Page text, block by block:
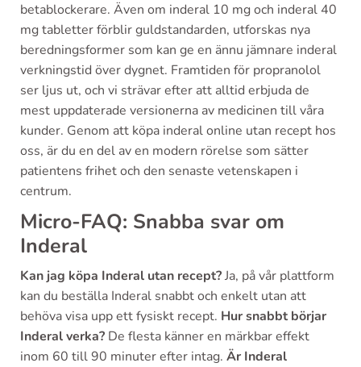
betablockerare. Även om inderal 10 mg och inderal 40
mg tabletter förblir guldstandarden, utforskas nya
beredningsformer som kan ge en ännu jämnare inderal
verkningstid över dygnet. Framtiden för propranolol
ser ljus ut, och vi strävar efter att alltid erbjuda de
mest uppdaterade versionerna av medicinen till våra
kunder. Genom att köpa inderal online utan recept hos
oss, är du en del av en modern rörelse som sätter
patientens frihet och den senaste vetenskapen i
centrum.
Micro-FAQ: Snabba svar om
Inderal
Kan jag köpa Inderal utan recept?Ja, på vår plattform
kan du beställa Inderal snabbt och enkelt utan att
behöva visa upp ett fysiskt recept. Hur snabbt börjar
Inderal verka? De flesta känner en märkbar effekt
inom 60 till 90 minuter efter intag. Är Inderal